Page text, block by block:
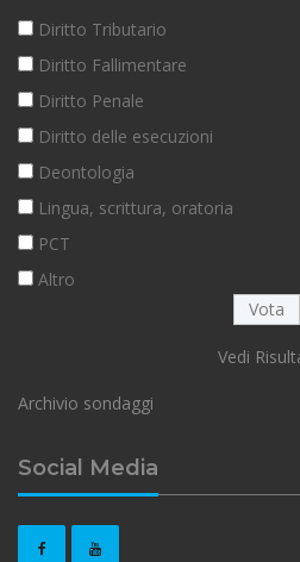
Diritto Tributario
Diritto Fallimentare
Diritto Penale
Diritto delle esecuzioni
Deontologia
Lingua, scrittura, oratoria
PCT
Altro
Vedi
Archivio sondaggi
Social Media